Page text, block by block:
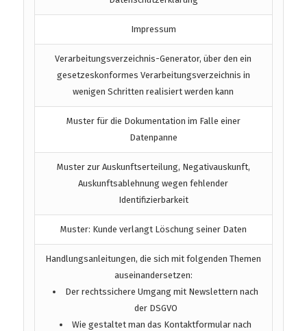
Impressum
Verarbeitungsverzeichnis-Generator, über den ein
gesetzeskonformes Verarbeitungsverzeichnis in
wenigen Schritten realisiert werden kann
Muster für die Dokumentation im Falle einer
Datenpanne
Muster zur Auskunftserteilung, Negativauskunft,
Auskunftsablehnung wegen fehlender
Identifizierbarkeit
Muster: Kunde verlangt Löschung seiner Daten
Handlungsanleitungen, die sich mit folgenden Themen
auseinandersetzen:
Der rechtssichere Umgang mit Newslettern nach
der DSGVO
Wie gestaltet man das Kontaktformular nach